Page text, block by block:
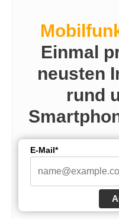
Einmal
neusten
rund
E-Mail*